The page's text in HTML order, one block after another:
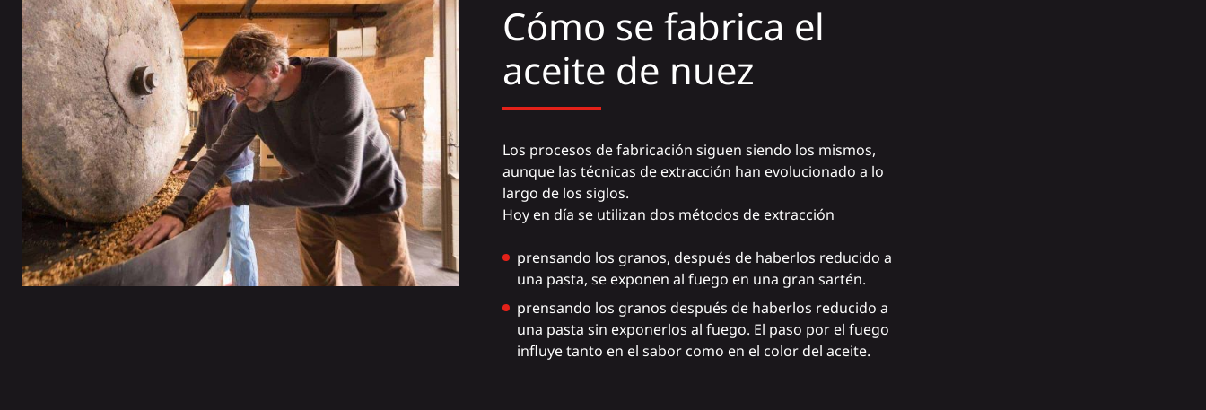
Cómo se fabrica el
aceite de nuez
Los procesos de fabricación siguen siendo los mismos,
aunque las técnicas de extracción han evolucionado a lo
largo de los siglos.
Hoy en día se utilizan dos métodos de extracción
prensando los granos, después de haberlos reducido a
una pasta, se exponen al fuego en una gran sartén.
prensando los granos después de haberlos reducido a
una pasta sin exponerlos al fuego. El paso por el fuego
influye tanto en el sabor como en el color del aceite.